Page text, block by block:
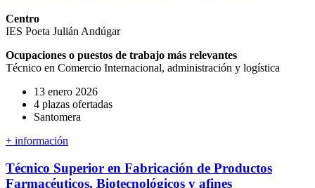
Centro
IES Poeta Julián Andúgar
Ocupaciones o puestos de trabajo más relevantes
Técnico en Comercio Internacional, administración y logística
13 enero 2026
4 plazas ofertadas
Santomera
+ información
Técnico Superior en Fabricación de Productos
Farmacéuticos, Biotecnológicos y afines